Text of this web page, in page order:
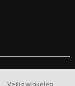
Veilig winkelen